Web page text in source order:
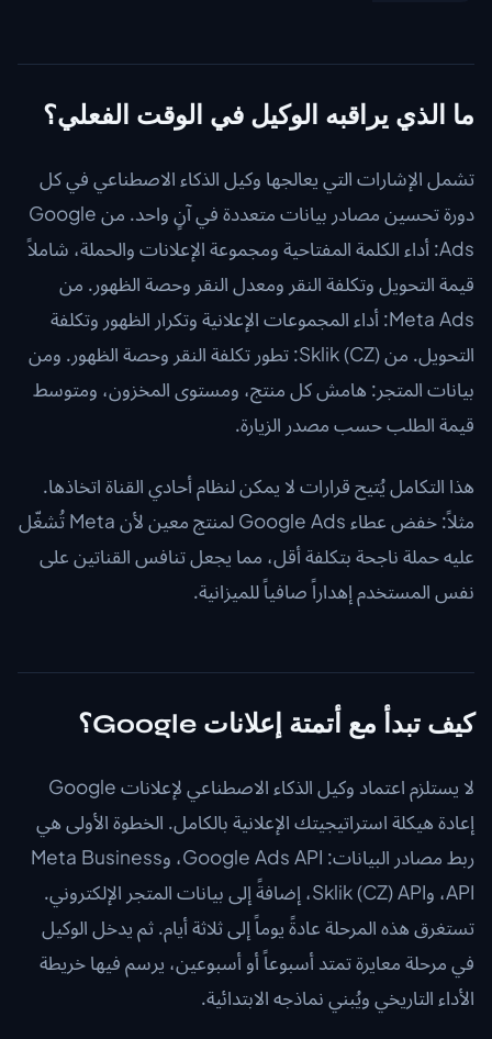
ما الذي يراقبه الوكيل في الوقت الفعلي؟
تشمل الإشارات التي يعالجها وكيل الذكاء الاصطناعي في كل
دورة تحسين مصادر بيانات متعددة في آنٍ واحد. من Google
Ads: أداء الكلمة المفتاحية ومجموعة الإعلانات والحملة، شاملاً
قيمة التحويل وتكلفة النقر ومعدل النقر وحصة الظهور. من
Meta Ads: أداء المجموعات الإعلانية وتكرار الظهور وتكلفة
التحويل. من Sklik (CZ): تطور تكلفة النقر وحصة الظهور. ومن
بيانات المتجر: هامش كل منتج، ومستوى المخزون، ومتوسط
قيمة الطلب حسب مصدر الزيارة.
هذا التكامل يُتيح قرارات لا يمكن لنظام أحادي القناة اتخاذها.
مثلاً: خفض عطاء Google Ads لمنتج معين لأن Meta تُشغّل
عليه حملة ناجحة بتكلفة أقل، مما يجعل تنافس القناتين على
نفس المستخدم إهداراً صافياً للميزانية.
كيف تبدأ مع أتمتة إعلانات Google؟
لا يستلزم اعتماد وكيل الذكاء الاصطناعي لإعلانات Google
إعادة هيكلة استراتيجيتك الإعلانية بالكامل. الخطوة الأولى هي
ربط مصادر البيانات: Google Ads API، وMeta Business
API، وSklik (CZ) API، إضافةً إلى بيانات المتجر الإلكتروني.
تستغرق هذه المرحلة عادةً يوماً إلى ثلاثة أيام. ثم يدخل الوكيل
في مرحلة معايرة تمتد أسبوعاً أو أسبوعين، يرسم فيها خريطة
الأداء التاريخي ويُبني نماذجه الابتدائية.